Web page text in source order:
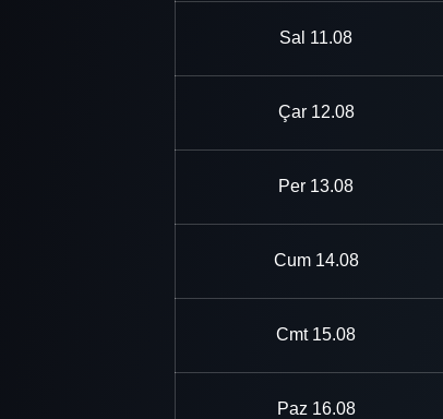
Sal 11.08
Çar 12.08
Per 13.08
Cum 14.08
Cmt 15.08
Paz 16.08